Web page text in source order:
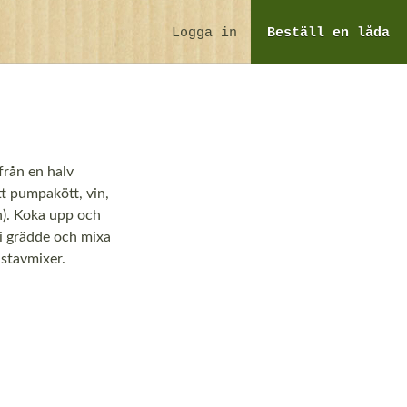
Beställen låda
Logga in
en halv
pumpakött, vin,
Koka upp och
och mixa